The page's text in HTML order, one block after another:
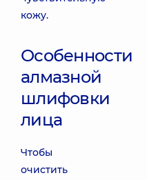
кожу.
Особенности
алмазной
шлифовки
лица
Чтобы
очистить